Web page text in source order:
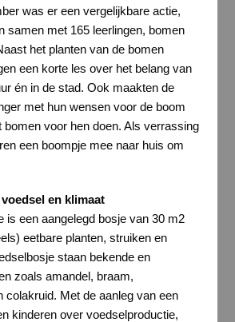
was er een vergelijkbare actie,
samen met 165 leerlingen, bomen
het planten van de bomen
een korte les over het belang van
én in de stad. Ook maakten de
met hun wensen voor de boom
bomen voor hen doen. Als verrassing
een boompje mee naar huis om
en klimaat
is een aangelegd bosje van 30 m2
eetbare planten, struiken en
staan bekende en
zoals amandel, braam,
colakruid. Met de aanleg van een
kinderen over voedselproductie,